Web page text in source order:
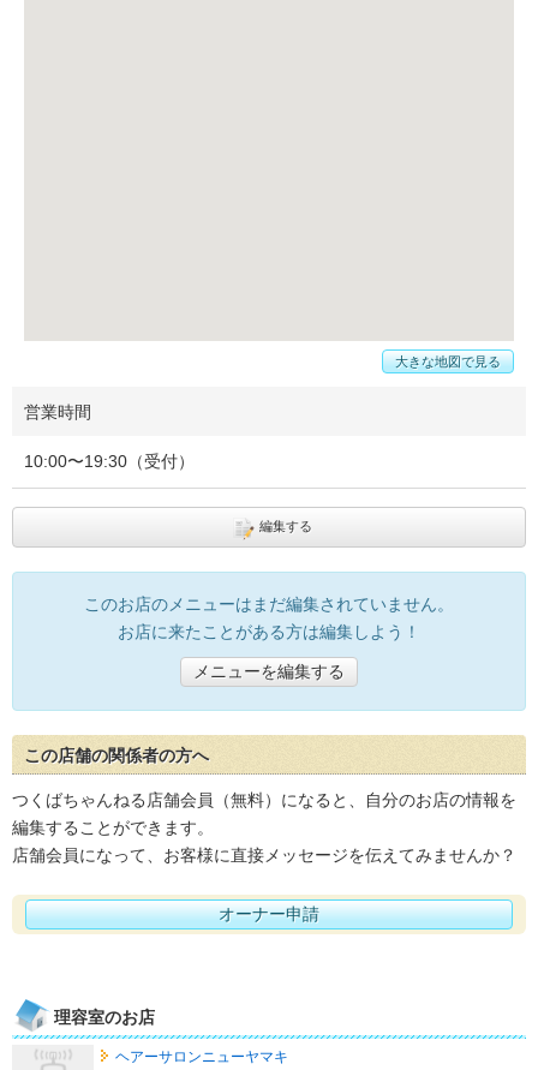
大きな地図で見る
営業時間
10:00〜19:30（受付）
編集する
このお店のメニューはまだ編集されていません。
お店に来たことがある方は編集しよう！
メニューを編集する
この店舗の関係者の方へ
つくばちゃんねる店舗会員（無料）になると、自分のお店の情報を
編集することができます。
店舗会員になって、お客様に直接メッセージを伝えてみませんか？
オーナー申請
理容室のお店
ヘアーサロンニューヤマキ